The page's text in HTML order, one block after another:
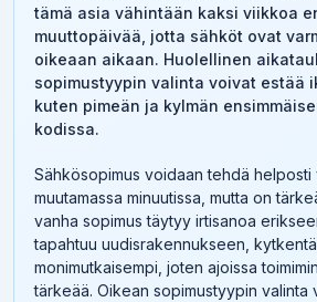
tämä asia vähintään kaksi viikkoa
muuttopäivää, jotta sähköt ovat
oikeaan aikaan. Huolellinen
sopimustyypin valinta voivat estää
kuten pimeän ja kylmän
kodissa.
Sähkösopimus voidaan tehdä helposti
muutamassa minuutissa, mutta on
vanha sopimus täytyy irtisanoa
tapahtuu uudisrakennukseen,
monimutkaisempi, joten ajoissa
tärkeää. Oikean sopimustyypin valinta